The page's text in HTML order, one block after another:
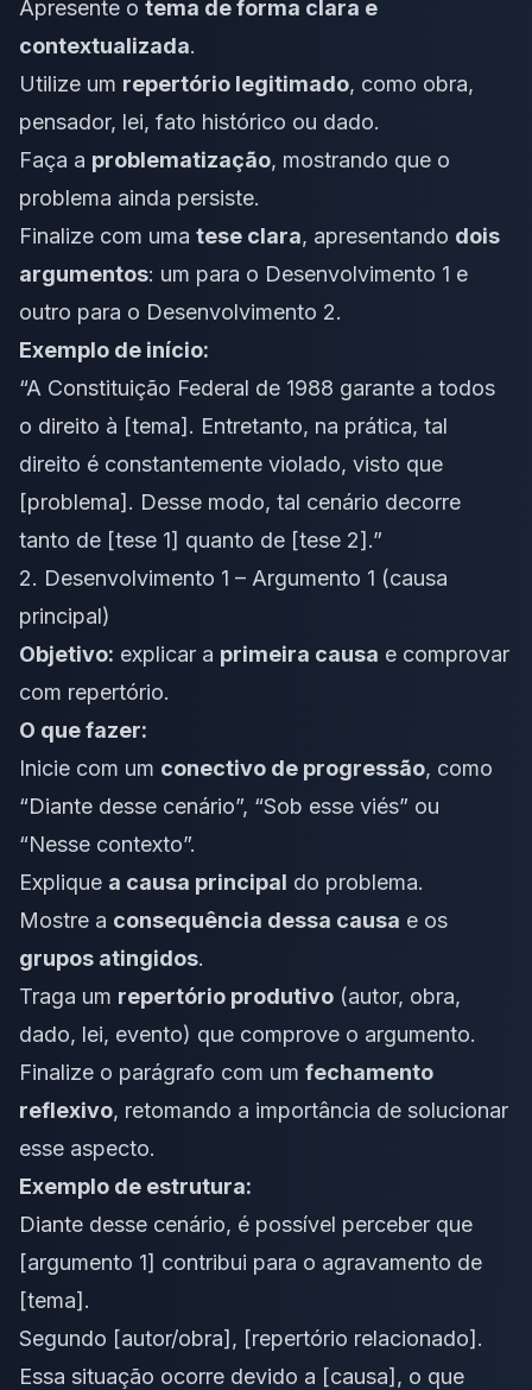
Apresente o tema de forma clara e
contextualizada.
Utilize um repertório legitimado, como obra,
pensador, lei, fato histórico ou dado.
Faça a problematização, mostrando que o
problema ainda persiste.
Finalize com uma tese clara, apresentando dois
argumentos: um para o Desenvolvimento 1 e
outro para o Desenvolvimento 2.
Exemplo de início:
“A Constituição Federal de 1988 garante a todos
o direito à [tema]. Entretanto, na prática, tal
direito é constantemente violado, visto que
[problema]. Desse modo, tal cenário decorre
tanto de [tese 1] quanto de [tese 2].”
2. Desenvolvimento 1 – Argumento 1 (causa
principal)
Objetivo: explicar a primeira causa e comprovar
com repertório.
O que fazer:
Inicie com um conectivo de progressão, como
“Diante desse cenário”, “Sob esse viés” ou
“Nesse contexto”.
Explique a causa principal do problema.
Mostre a consequência dessa causa e os
grupos atingidos.
Traga um repertório produtivo (autor, obra,
dado, lei, evento) que comprove o argumento.
Finalize o parágrafo com um fechamento
reflexivo, retomando a importância de solucionar
esse aspecto.
Exemplo de estrutura:
Diante desse cenário, é possível perceber que
[argumento 1] contribui para o agravamento de
[tema].
Segundo [autor/obra], [repertório relacionado].
Essa situação ocorre devido a [causa], o que